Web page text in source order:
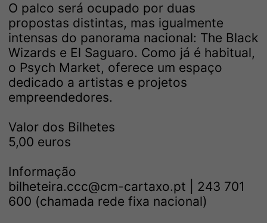
O palco será ocupado por duas
propostas distintas, mas igualmente
intensas do panorama nacional: The Black
Wizards e El Saguaro. Como já é habitual,
o Psych Market, oferece um espaço
dedicado a artistas e projetos
empreendedores.
Valor dos Bilhetes
5,00 euros
Informação
bilheteira.ccc@cm-cartaxo.pt | 243 701
600 (chamada rede fixa nacional)